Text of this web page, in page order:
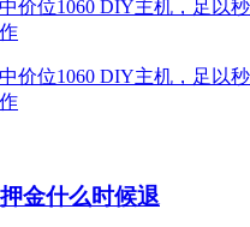
金什么时候退